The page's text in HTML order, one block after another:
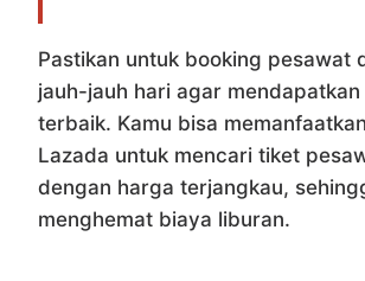
Pastikan untuk booking pesawat
jauh-jauh hari agar
terbaik. Kamu bisa
Lazada untuk mencari tiket
dengan harga terjangkau,
menghemat biaya liburan.